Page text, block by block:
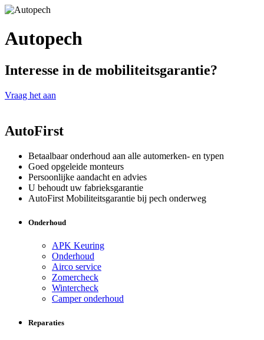
Autopech
Interesse in de mobiliteitsgarantie?
Vraag het aan
AutoFirst
Betaalbaar onderhoud aan alle automerken- en typen
Goed opgeleide monteurs
Persoonlijke aandacht en advies
U behoudt uw fabrieksgarantie
AutoFirst Mobiliteitsgarantie bij pech onderweg
Onderhoud
APK Keuring
Onderhoud
Airco service
Zomercheck
Wintercheck
Camper onderhoud
Reparaties